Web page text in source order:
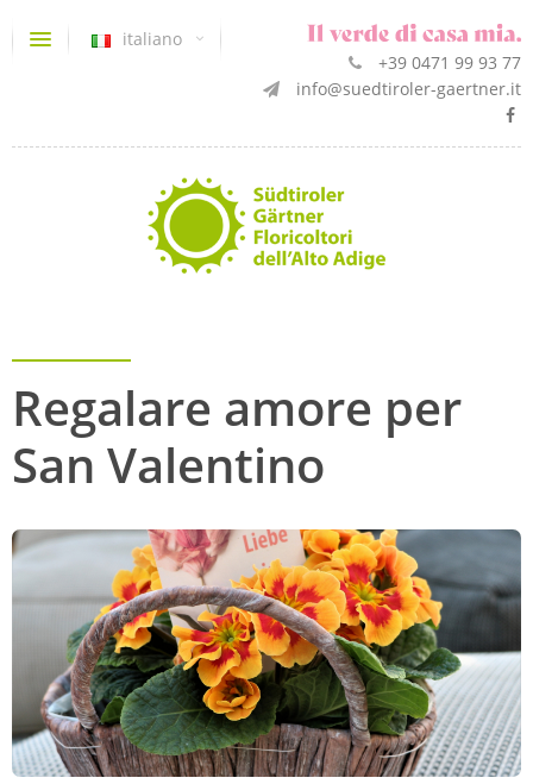
italiano
+39 0471 99 93 77
info@suedtiroler-gaertner.it
Regalare amore per
San Valentino